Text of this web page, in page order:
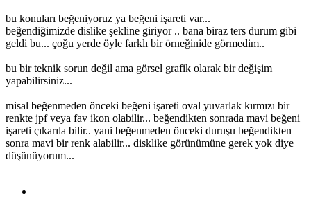
bu konuları beğeniyoruz ya beğeni işareti var...
beğendiğimizde dislike şekline giriyor .. bana biraz ters durum gibi
geldi bu... çoğu yerde öyle farklı bir örneğinide görmedim..
bu bir teknik sorun değil ama görsel grafik olarak bir değişim
yapabilirsiniz...
misal beğenmeden önceki beğeni işareti oval yuvarlak kırmızı bir
renkte jpf veya fav ikon olabilir... beğendikten sonrada mavi beğeni
işareti çıkarıla bilir.. yani beğenmeden önceki duruşu beğendikten
sonra mavi bir renk alabilir... disklike görünümüne gerek yok diye
düşünüyorum...